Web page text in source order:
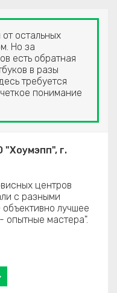
остальных
Но за
есть обратная
в разы
требуется
понимание
"Хоумэпп", г.
центров
с разными
лучшее
опытные мастера".